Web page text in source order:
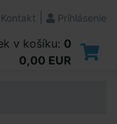
Kontakt Prihlásenie
v košíku: 0
0,00 EUR